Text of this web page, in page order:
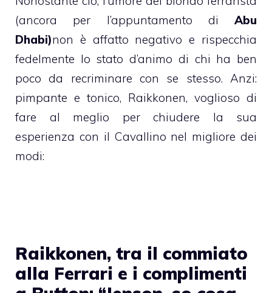
(ancora per l’appuntamento di Abu
Dhabi)non è affatto negativo e rispecchia
fedelmente lo stato d’animo di chi ha ben
poco da recriminare con se stesso. Anzi:
pimpante e tonico, Raikkonen, voglioso di
fare al meglio per chiudere la sua
esperienza con il Cavallino nel migliore dei
modi:
Raikkonen, tra il commiato
alla Ferrari e i complimenti